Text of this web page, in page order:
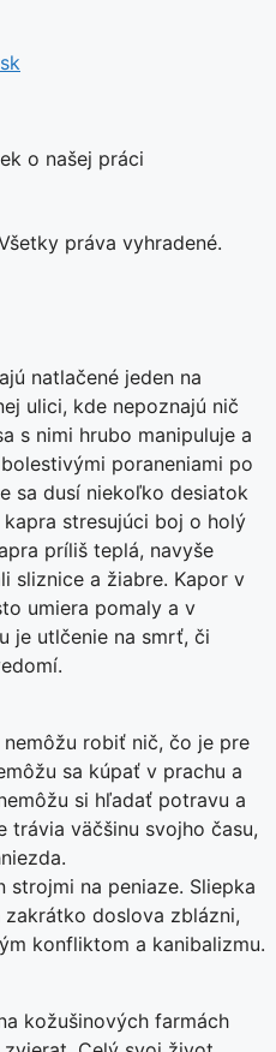
o našej práci
práva vyhradené.
natlačené jeden na
ulici, kde nepoznajú nič
s nimi hrubo manipuluje a
poraneniami po
sa dusí niekoľko desiatok
stresujúci boj o holý
príliš teplá, navyše
sliznice a žiabre. Kapor v
umiera pomaly a v
je utlčenie na smrť, či
robiť nič, čo je pre
sa kúpať v prachu a
si hľadať potravu a
trávia väčšinu svojho času,
strojmi na peniaze. Sliepka
doslova zblázni,
konfliktom a kanibalizmu.
kožušinových farmách